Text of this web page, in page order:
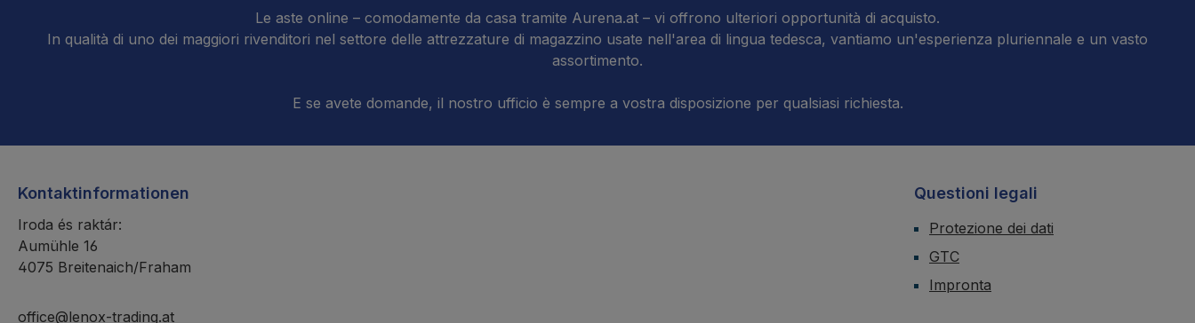
Le aste online – comodamente da casa tramite Aurena.at – vi offrono ulteriori opportunità di acquisto.
In qualità di uno dei maggiori rivenditori nel settore delle attrezzature di magazzino usate nell'area di lingua tedesca, vantiamo un'esperienza pluriennale e un vasto
assortimento.
E se avete domande, il nostro ufficio è sempre a vostra disposizione per qualsiasi richiesta.
Kontaktinformationen
Iroda és raktár:
Aumühle 16
4075 Breitenaich/Fraham
office@lenox-trading.at
Questioni legali
Protezione dei dati
GTC
Impronta